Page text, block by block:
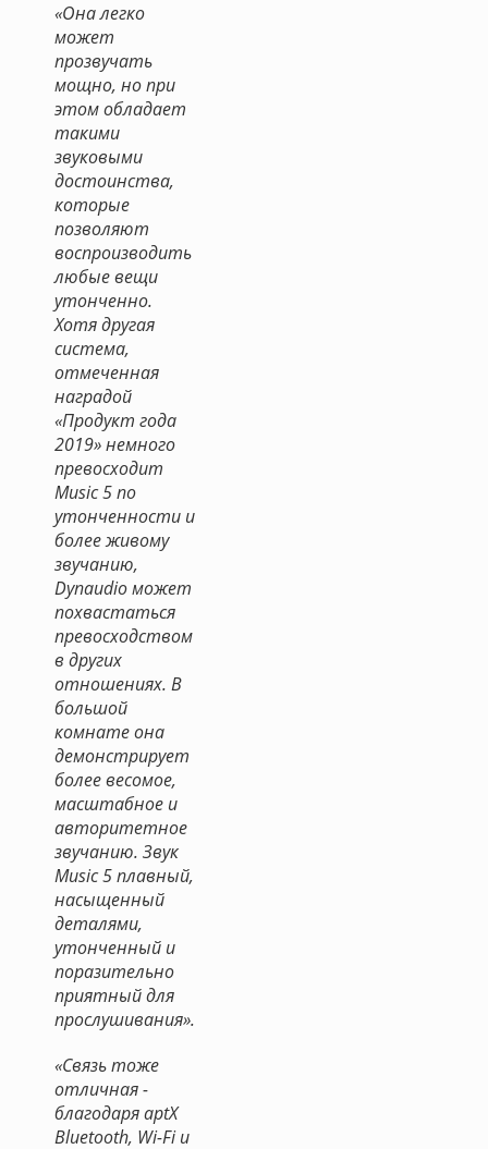
«Она легко
может
прозвучать
мощно, но при
этом обладает
такими
звуковыми
достоинства,
которые
позволяют
воспроизводить
любые вещи
утонченно.
Хотя другая
система,
отмеченная
наградой
«Продукт года
2019» немного
превосходит
Music 5 по
утонченности и
более живому
звучанию,
Dynaudio может
похвастаться
превосходством
в других
отношениях. В
большой
комнате она
демонстрирует
более весомое,
масштабное и
авторитетное
звучанию. Звук
Music 5 плавный,
насыщенный
деталями,
утонченный и
поразительно
приятный для
прослушивания».
«Связь тоже
отличная -
благодаря aptX
Bluetooth, Wi-Fi и